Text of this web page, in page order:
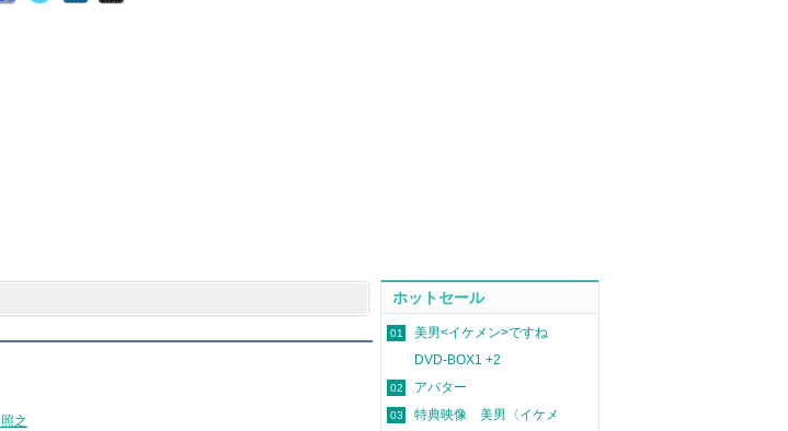
之
ホットセール
01
美男<イケメン>ですね
DVD-BOX1 +2
02 アバター
03
特典映像 美男〈イケメ